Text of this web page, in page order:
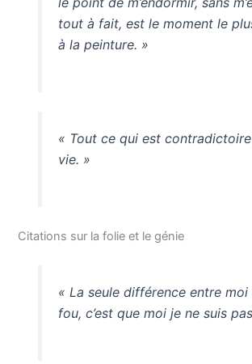
tout à fait, est le moment le
à la peinture. »
« Tout ce qui est
vie. »
Citations sur la folie et le génie
« La seule différence entre moi
fou, c’est que moi je ne suis